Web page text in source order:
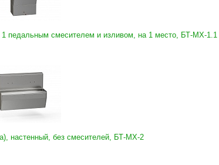
1 педальным смесителем и изливом, на 1 место, БТ-МХ-1.1
настенный, без смесителей, БТ-МХ-2